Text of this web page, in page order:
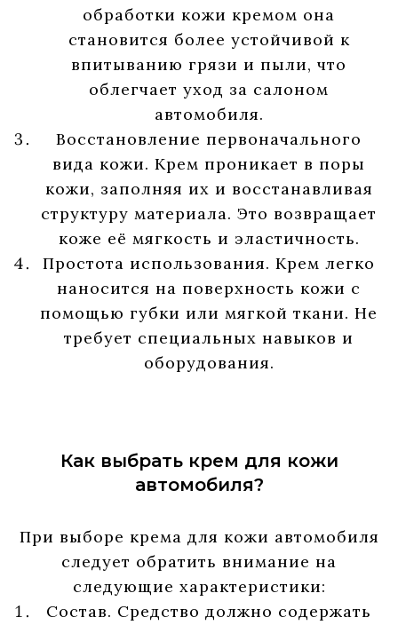
обработки кожи кремом она
становится более устойчивой к
впитыванию грязи и пыли, что
облегчает уход за салоном
автомобиля.
Восстановление первоначального
вида кожи. Крем проникает в поры
кожи, заполняя их и восстанавливая
структуру материала. Это возвращает
коже её мягкость и эластичность.
Простота использования. Крем легко
наносится на поверхность кожи с
помощью губки или мягкой ткани. Не
требует специальных навыков и
оборудования.
Как выбрать крем для кожи
автомобиля?
При выборе крема для кожи автомобиля
следует обратить внимание на
следующие характеристики:
Состав. Средство должно содержать